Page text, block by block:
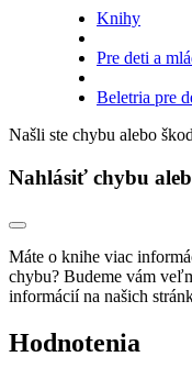
Knihy
Pre deti a
Beletria pre
Našli ste chybu alebo
Nahlásiť chybu
Máte o knihe viac
chybu? Budeme vám
informácií na našich
Hodnotenia